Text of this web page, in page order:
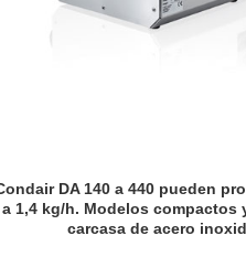
DA 140 a 440 pueden
1,4 kg/h. Modelos
carcasa de acero